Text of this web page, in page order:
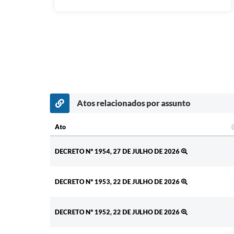
Atos relacionados por assunto
Ato
DECRETO Nº 1954, 27 DE JULHO DE 2026
DECRETO Nº 1953, 22 DE JULHO DE 2026
DECRETO Nº 1952, 22 DE JULHO DE 2026